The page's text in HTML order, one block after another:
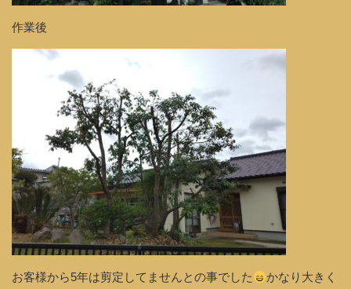
作業後
お客様から5年は剪定してませんとの事でした
かなり大きく